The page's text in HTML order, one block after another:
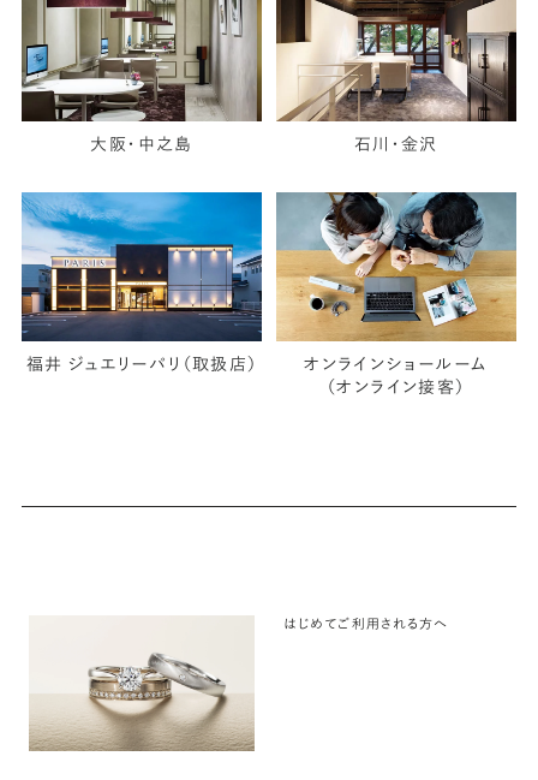
大阪・中之島 石川・金沢
福井 ジュエリーパリ（取扱店）
オンラインショールーム
（オンライン接客）
はじめてご利用される方へ